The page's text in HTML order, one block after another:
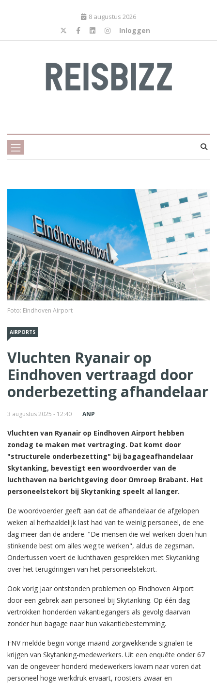
8 augustus 2026
Inloggen
Foto: Eindhoven Airport
AIRPORTS
Vluchten Ryanair op
Eindhoven vertraagd door
onderbezetting afhandelaar
3 augustus 2025 - 12:40 ANP
Vluchten van Ryanair op Eindhoven Airport hebben
zondag te maken met vertraging. Dat komt door
"structurele onderbezetting" bij bagageafhandelaar
Skytanking, bevestigt een woordvoerder van de
luchthaven na berichtgeving door Omroep Brabant. Het
personeelstekort bij Skytanking speelt al langer.
De woordvoerder geeft aan dat de afhandelaar de afgelopen
weken al herhaaldelijk last had van te weinig personeel, de ene
dag meer dan de andere. "De mensen die wel werken doen hun
stinkende best om alles weg te werken", aldus de zegsman.
Ondertussen voert de luchthaven gesprekken met Skytanking
over het terugdringen van het personeelstekort.
Ook vorig jaar ontstonden problemen op Eindhoven Airport
door een gebrek aan personeel bij Skytanking. Op één dag
vertrokken honderden vakantiegangers als gevolg daarvan
zonder hun bagage naar hun vakantiebestemming.
FNV meldde begin vorige maand zorgwekkende signalen te
krijgen van Skytanking-medewerkers. Uit een enquête onder 67
van de ongeveer honderd medewerkers kwam naar voren dat
personeel hoge werkdruk ervaart, roosters zwaar en